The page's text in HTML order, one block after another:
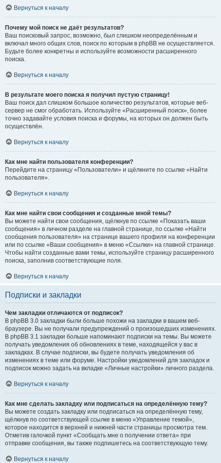
Вернуться к началу
Почему мой поиск не даёт результатов?
Ваш поисковый запрос, возможно, был слишком неопределённым и
включал много общих слов, поиск по которым в phpBB не осуществляется.
Будьте более конкретны и используйте возможности расширенного
поиска.
Вернуться к началу
В результате моего поиска я получил пустую страницу!
Ваш поиск дал слишком большое количество результатов, которые веб-
сервер не смог обработать. Используйте «Расширенный поиск», более
точно задавайте условия поиска и форумы, на которых он должен быть
осуществлён.
Вернуться к началу
Как мне найти пользователя конференции?
Перейдите на страницу «Пользователи» и щёлкните по ссылке «Найти
пользователя».
Вернуться к началу
Как мне найти свои сообщения и созданные мной темы?
Вы можете найти свои сообщения, щёлкнув по ссылке «Показать ваши
сообщения» в личном разделе на главной странице, по ссылке «Найти
сообщения пользователя» на странице вашего профиля на конференции
или по ссылке «Ваши сообщения» в меню «Ссылки» на главной странице.
Чтобы найти созданные вами темы, используйте страницу расширенного
поиска, заполнив соответствующие поля.
Вернуться к началу
Подписки и закладки
Чем закладки отличаются от подписок?
В phpBB 3.0 закладки были больше похожи на закладки в вашем веб-
браузере. Вы не получали предупреждений о произошедших изменениях.
В phpBB 3.1 закладки больше напоминают подписки на темы. Вы можете
получать уведомления об обновлениях в теме, находящейся у вас в
закладках. В случае подписки, вы будете получать уведомления об
изменениях в теме или форуме. Настройки уведомлений для закладок и
подписок можно задать на вкладке «Личные настройки» личного раздела.
Вернуться к началу
Как мне сделать закладку или подписаться на определённую тему?
Вы можете создать закладку или подписаться на определённую тему,
щёлкнув по соответствующей ссылке в меню «Управление темой»,
которое находится в верхней и нижней части страницы просмотра тем.
Отметив галочкой пункт «Сообщать мне о получении ответа» при
отправке сообщения, вы также подпишетесь на соответствующую тему.
Вернуться к началу